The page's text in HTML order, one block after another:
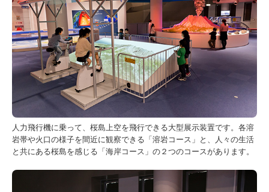
人力飛行機に乗って、桜島上空を飛行できる大型展示装置です。各溶
岩帯や火口の様子を間近に観察できる「溶岩コース」と、人々の生活
と共にある桜島を感じる「海岸コース」の２つのコースがあります。